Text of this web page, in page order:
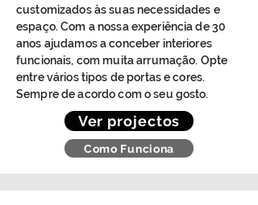
customizados às suas necessidades e
espaço. Com a nossa experiência de 30
anos ajudamos a conceber interiores
funcionais, com muita arrumação. Opte
entre vários tipos de portas e cores.
Sempre de acordo com o seu gosto.
Ver projectos
Como Funciona